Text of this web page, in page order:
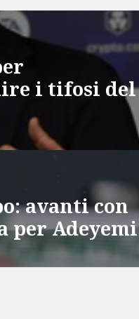
i tifosi del
avanti con
per Adeyemi